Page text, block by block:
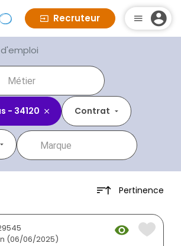
Recruteur
- 34120 Contrat
Pertinence
(06/06/2025)